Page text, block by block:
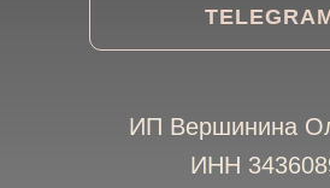
ИП Вершинина
ИНН